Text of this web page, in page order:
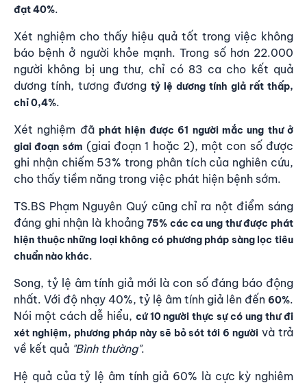
đạt 40%.
Xét nghiệm cho thấy hiệu quả tốt trong việc không
báo bệnh ở người khỏe mạnh. Trong số hơn 22.000
người không bị ung thư, chỉ có 83 ca cho kết quả
dương tính, tương đương tỷ lệ dương tính giả rất thấp,
chỉ 0,4%.
Xét nghiệm đã phát hiện được 61 người mắc ung thư ở
giai đoạn sớm (giai đoạn 1 hoặc 2), một con số được
ghi nhận chiếm 53% trong phân tích của nghiên cứu,
cho thấy tiềm năng trong việc phát hiện bệnh sớm.
TS.BS Phạm Nguyên Quý cũng chỉ ra nột điểm sáng
đáng ghi nhận là khoảng75% các ca ung thư được phát
hiện thuộc những loại không có phương pháp sàng lọc tiêu
chuẩn nào khác.
Song, tỷ lệ âm tính giả mới là con số đáng báo động
nhất. Với độ nhạy 40%, tỷ lệ âm tính giả lên đến 60%.
Nói một cách dễ hiểu, cứ 10 người thực sự có ung thư đi
xét nghiệm, phương pháp này sẽ bỏ sót tới 6 người và trả
về kết quả "Bình thường".
Hệ quả của tỷ lệ âm tính giả 60% là cực kỳ nghiêm